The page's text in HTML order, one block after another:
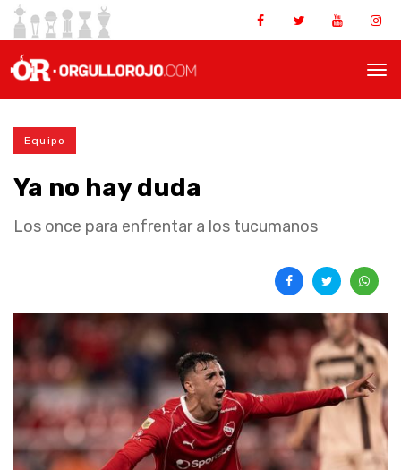
Equipo
Ya no hay duda
Los once para enfrentar a los tucumanos